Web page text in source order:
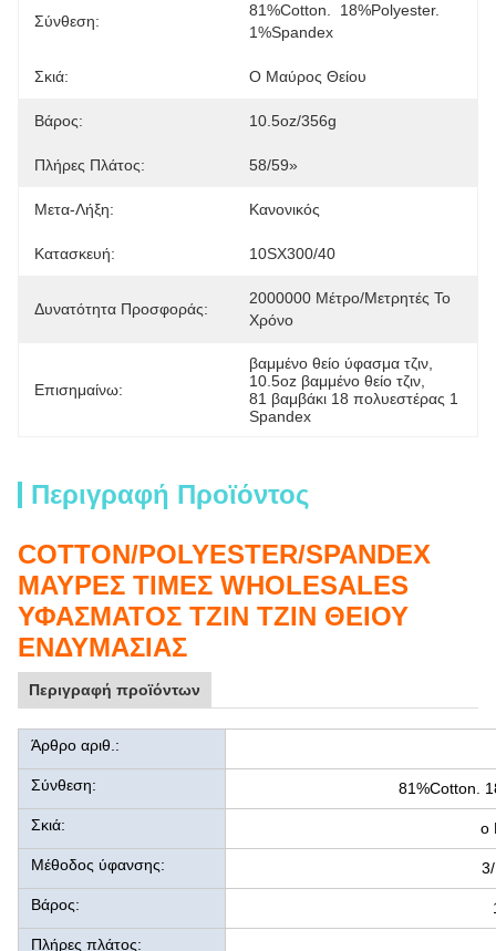
Σύνθεση:
81%Cotton.  18%Polyester.
1%Spandex
Σκιά: Ο Μαύρος Θείου
Βάρος: 10.5oz/356g
Πλήρες Πλάτος: 58/59»
Μετα-Λήξη: Κανονικός
Κατασκευή: 10SX300/40
Δυνατότητα Προσφοράς:
2000000 Μέτρο/μετρητές Το
Χρόνο
Επισημαίνω:
βαμμένο θείο ύφασμα τζιν
10.5oz βαμμένο θείο τζιν
81 βαμβάκι 18 πολυεστέρας 1
Spandex
Περιγραφή Προϊόντος
COTTON/POLYESTER/SPANDEX
ΜΑΥΡΕΣ ΤΙΜΕΣ WHOLESALES
ΥΦΑΣΜΑΤΟΣ ΤΖΙΝ ΤΖΙΝ ΘΕΙΟΥ
ΕΝΔΥΜΑΣΙΑΣ
Περιγραφή προϊόντων
Άρθρο αριθ.:
Σύνθεση: 81%Cotton.
Σκιά: ο
Μέθοδος ύφανσης:
Βάρος:
Πλήρες πλάτος: